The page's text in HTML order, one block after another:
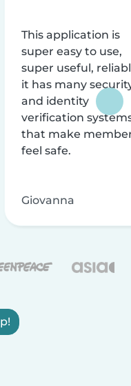
This application is
super easy to use,
super useful,
it has many
and identity
verification
that make
feel safe.
Giovanna